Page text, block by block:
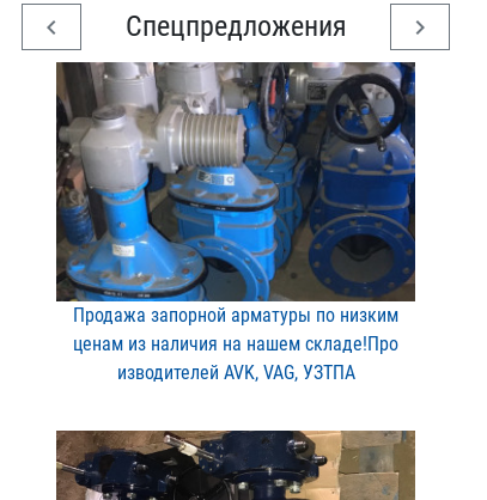
chevron_left Спецпредложения chevron_right
Продажа запорной арматур​ы по низким
ценам из нал​ичия на нашем складе!Про​
изводителей AVK, VAG, УЗ​ТПА